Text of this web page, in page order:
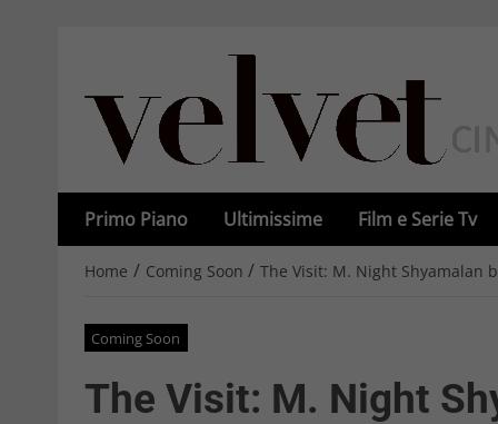
Primo Piano Ultimissime Film e Serie Tv
Home / Coming Soon / The Visit: M. Night Shyamalan
Coming Soon
The Visit: M. Night